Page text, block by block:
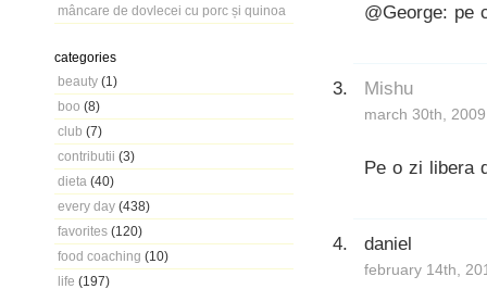
mâncare de dovlecei cu porc și quinoa
categories
beauty (1)
boo (8)
club (7)
contributii (3)
dieta (40)
every day (438)
favorites (120)
food coaching (10)
life (197)
@George: pe
Mishu
march 30th,
Pe o zi libera
daniel
february 14th,